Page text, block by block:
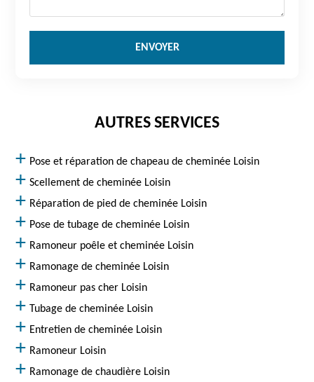
AUTRES SERVICES
Pose et réparation de chapeau de cheminée Loisin
Scellement de cheminée Loisin
Réparation de pied de cheminée Loisin
Pose de tubage de cheminée Loisin
Ramoneur poêle et cheminée Loisin
Ramonage de cheminée Loisin
Ramoneur pas cher Loisin
Tubage de cheminée Loisin
Entretien de cheminée Loisin
Ramoneur Loisin
Ramonage de chaudière Loisin